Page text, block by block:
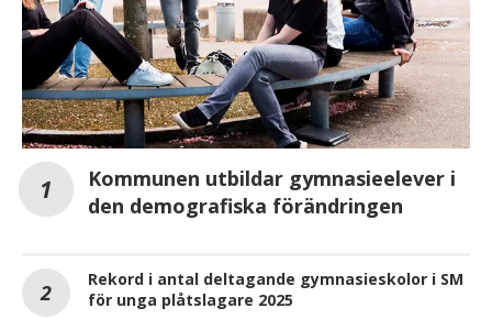
Kommunen utbildar gymnasieelever i
den demografiska förändringen
Rekord i antal deltagande gymnasieskolor i SM
för unga plåtslagare 2025